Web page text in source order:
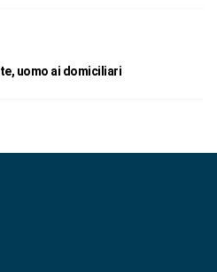
uomo ai domiciliari